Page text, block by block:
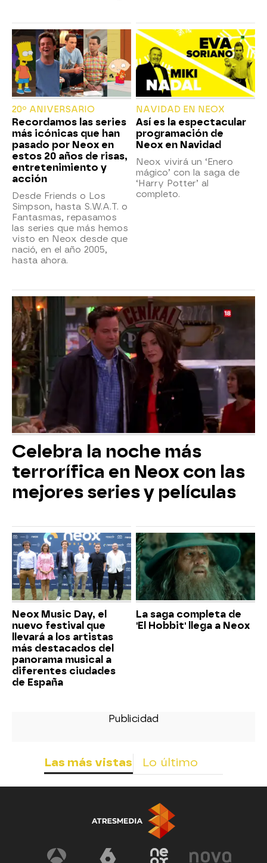
20º ANIVERSARIO
Recordamos las series
más icónicas que han
pasado por Neox en
estos 20 años de risas,
entretenimiento y
acción
Desde Friends o Los
Simpson, hasta S.W.A.T. o
Fantasmas, repasamos
las series que más hemos
visto en Neox desde que
nació, en el año 2005,
hasta ahora.
NAVIDAD EN NEOX
Así es la espectacular
programación de
Neox en Navidad
Neox vivirá un ‘Enero
mágico’ con la saga de
‘Harry Potter’ al
completo.
Celebra la noche más
terrorífica en Neox con las
mejores series y películas
Neox Music Day, el
nuevo festival que
llevará a los artistas
más destacados del
panorama musical a
diferentes ciudades
de España
La saga completa de
'El Hobbit' llega a Neox
Las más vistas Lo último